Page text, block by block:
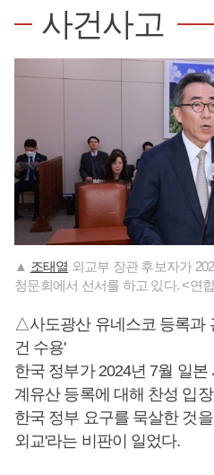
사건사고
▲ 조태열 외교부 장관 후보자가
청문회에서 선서를 하고 있다. <연
△사도광산 유네스코 등록과
건 수용'
한국 정부가 2024년 7월 일본
계유산 등록에 대해 찬성 입
한국 정부 요구를 묵살한 것
외교'라는 비판이 일었다.